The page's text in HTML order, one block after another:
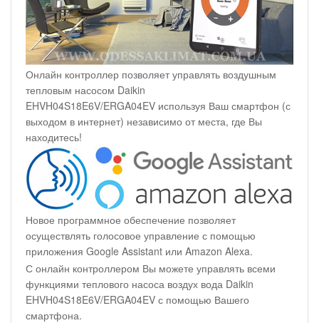
Онлайн контроллер позволяет управлять воздушным
тепловым насосом Daikin
EHVH04S18E6V/ERGA04EV используя Ваш смартфон (с
выходом в интернет) независимо от места, где Вы
находитесь!
Новое программное обеспечение позволяет
осуществлять голосовое управление с помощью
приложения Google Assistant или Amazon Alexa.
С онлайн контроллером Вы можете управлять всеми
функциями теплового насоса воздух вода Daikin
EHVH04S18E6V/ERGA04EV с помощью Вашего
смартфона.